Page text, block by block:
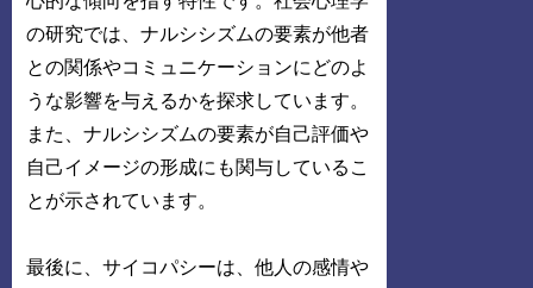
の研究では、ナルシシズムの要素が他者
との関係やコミュニケーションにどのよ
うな影響を与えるかを探求しています。
また、ナルシシズムの要素が自己評価や
自己イメージの形成にも関与しているこ
とが示されています。
最後に、サイコパシーは、他人の感情や